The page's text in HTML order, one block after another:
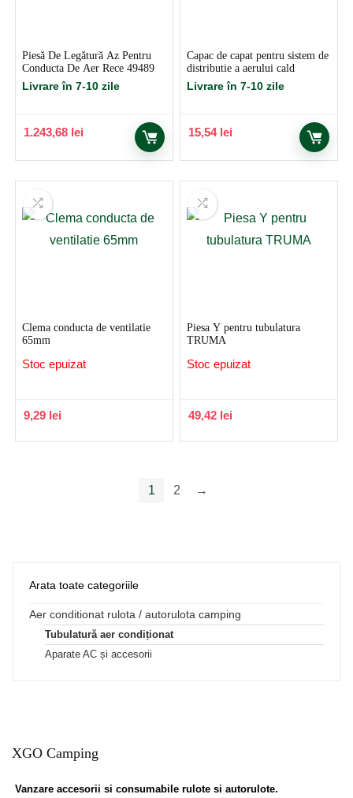
Piesă De Legătură Az Pentru
Conducta De Aer Rece 49489
Livrare în 7-10 zile
1.243,68 lei
Capac de capat pentru sistem de
distributie a aerului cald
Livrare în 7-10 zile
15,54 lei
Clema conducta de ventilatie
65mm
Stoc epuizat
9,29 lei
Piesa Y pentru tubulatura
TRUMA
Stoc epuizat
49,42 lei
1 2 →
Arata toate categoriile
Aer conditionat rulota / autorulota camping
Tubulatură aer condiționat
Aparate AC și accesorii
XGO Camping
Vanzare accesorii si consumabile rulote si autorulote.